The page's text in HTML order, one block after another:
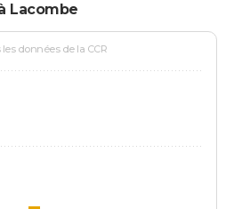
Lacombe
données de la CCR